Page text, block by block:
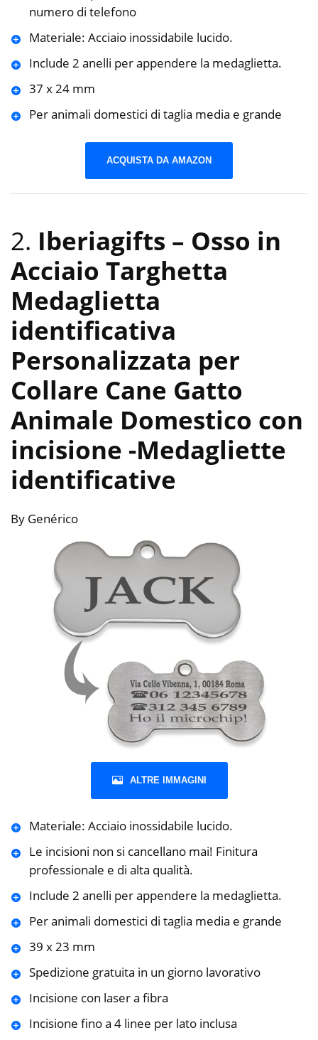
numero di telefono
Materiale: Acciaio inossidabile lucido.
Include 2 anelli per appendere la medaglietta.
37 x 24 mm
Per animali domestici di taglia media e grande
ACQUISTA DA AMAZON
2. Iberiagifts – Osso in
Acciaio Targhetta
Medaglietta
identificativa
Personalizzata per
Collare Cane Gatto
Animale Domestico con
incisione -Medagliette
identificative
By Genérico
ALTRE IMMAGINI
Materiale: Acciaio inossidabile lucido.
Le incisioni non si cancellano mai! Finitura
professionale e di alta qualità.
Include 2 anelli per appendere la medaglietta.
Per animali domestici di taglia media e grande
39 x 23 mm
Spedizione gratuita in un giorno lavorativo
Incisione con laser a fibra
Incisione fino a 4 linee per lato inclusa